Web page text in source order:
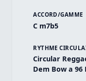
ACCORD/GAMME
C m7b5
RYTHME
Circular
Dem Bow a 96